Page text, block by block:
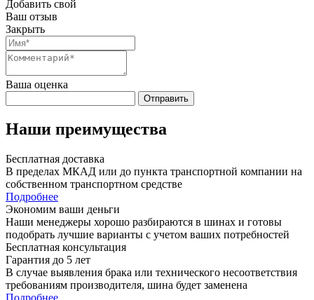
Добавить свой
Ваш отзыв
Закрыть
Ваша оценка
Отправить
Наши преимущества
Бесплатная доставка
В пределах МКАД или до пункта транспортной компании на
собственном транспортном средстве
Подробнее
Экономим ваши деньги
Наши менеджеры хорошо разбираются в шинах и готовы
подобрать лучшие варианты с учетом ваших потребностей
Бесплатная консультация
Гарантия до 5 лет
В случае выявления брака или технического несоответствия
требованиям производителя, шина будет заменена
Подробнее